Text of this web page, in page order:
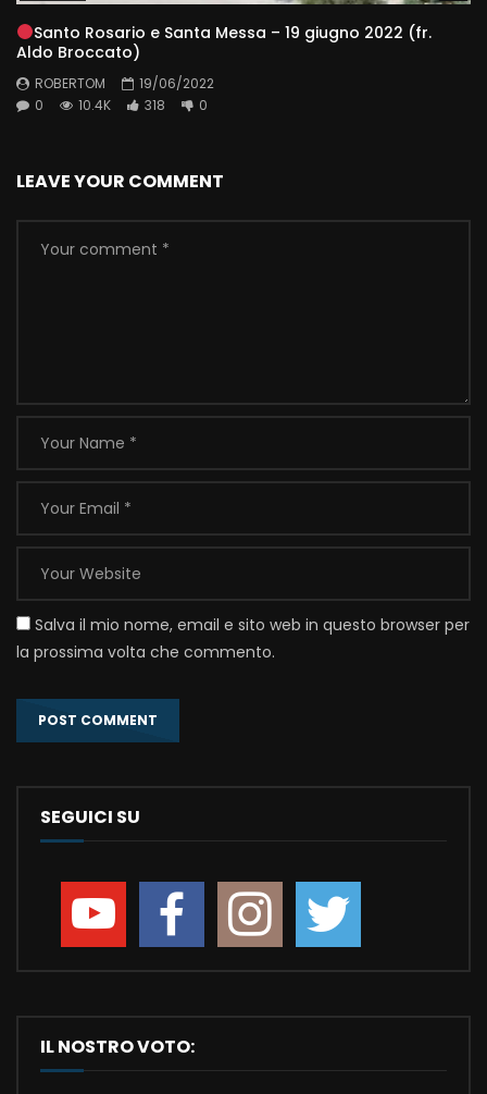
Santo Rosario e Santa Messa – 19 giugno 2022 (fr.
Aldo Broccato)
ROBERTOM
19/06/2022
0
10.4K 318 0
LEAVE YOUR COMMENT
Salva il mio nome, email e sito web in questo browser per
la prossima volta che commento.
SEGUICI SU
IL NOSTRO VOTO: